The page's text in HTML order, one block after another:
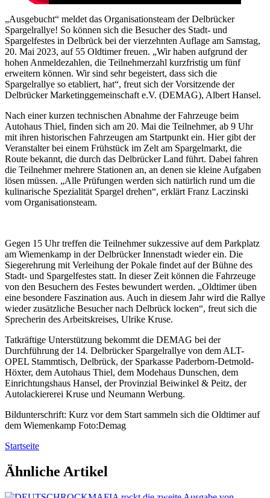
„Ausgebucht“ meldet das Organisationsteam der Delbrücker
Spargelrallye! So können sich die Besucher des Stadt- und
Spargelfestes in Delbrück bei der vierzehnten Auflage am Samstag,
20. Mai 2023, auf 55 Oldtimer freuen. „Wir haben aufgrund der
hohen Anmeldezahlen, die Teilnehmerzahl kurzfristig um fünf
erweitern können. Wir sind sehr begeistert, dass sich die
Spargelrallye so etabliert, hat“, freut sich der Vorsitzende der
Delbrücker Marketinggemeinschaft e.V. (DEMAG), Albert Hansel.
Nach einer kurzen technischen Abnahme der Fahrzeuge beim
Autohaus Thiel, finden sich am 20. Mai die Teilnehmer, ab 9 Uhr
mit ihren historischen Fahrzeugen am Startpunkt ein. Hier gibt der
Veranstalter bei einem Frühstück im Zelt am Spargelmarkt, die
Route bekannt, die durch das Delbrücker Land führt. Dabei fahren
die Teilnehmer mehrere Stationen an, an denen sie kleine Aufgaben
lösen müssen. „Alle Prüfungen werden sich natürlich rund um die
kulinarische Spezialität Spargel drehen“, erklärt Franz Laczinski
vom Organisationsteam.
Gegen 15 Uhr treffen die Teilnehmer sukzessive auf dem Parkplatz
am Wiemenkamp in der Delbrücker Innenstadt wieder ein. Die
Siegerehrung mit Verleihung der Pokale findet auf der Bühne des
Stadt- und Spargelfestes statt. In dieser Zeit können die Fahrzeuge
von den Besuchern des Festes bewundert werden. „Oldtimer üben
eine besondere Faszination aus. Auch in diesem Jahr wird die Rallye
wieder zusätzliche Besucher nach Delbrück locken“, freut sich die
Sprecherin des Arbeitskreises, Ulrike Kruse.
Tatkräftige Unterstützung bekommt die DEMAG bei der
Durchführung der 14. Delbrücker Spargelrallye von dem ALT-
OPEL Stammtisch, Delbrück, der Sparkasse Paderborn-Detmold-
Höxter, dem Autohaus Thiel, dem Modehaus Dunschen, dem
Einrichtungshaus Hansel, der Provinzial Beiwinkel & Peitz, der
Autolackiererei Kruse und Neumann Werbung.
Bildunterschrift: Kurz vor dem Start sammeln sich die Oldtimer auf
dem Wiemenkamp Foto:Demag
Startseite
Ähnliche Artikel